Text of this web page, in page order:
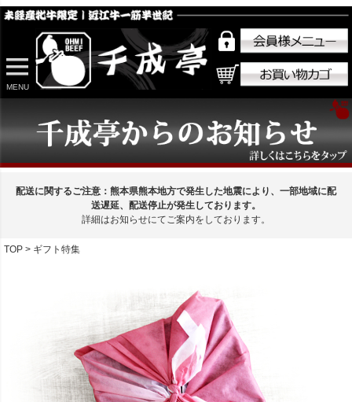
MENU
配送に関するご注意：熊本県熊本地方で発生した地震により、一部地域に配
送遅延、配送停止が発生しております。
詳細はお知らせにてご案内をしております。
TOP ギフト特集